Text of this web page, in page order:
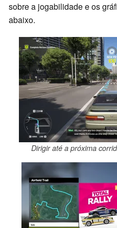
sobre a jogabilidade e os
abaixo.
Dirigir até a próxima